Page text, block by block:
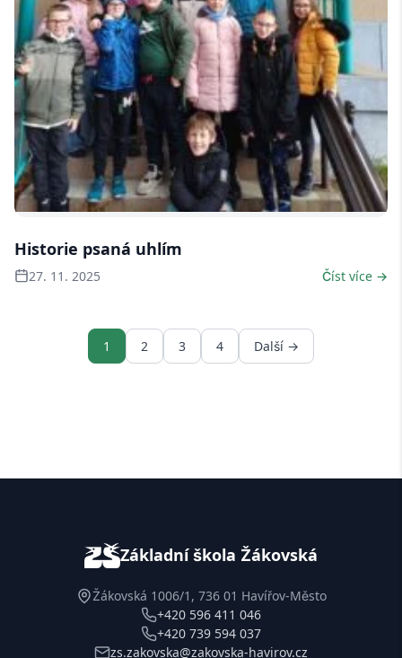
4 fotky
Historie psaná uhlím
27. 11. 2025 Číst více →
1 2 3 4 Další →
Základní škola Žákovská
Žákovská 1006/1, 736 01 Havířov-Město
+420 596 411 046
+420 739 594 037
zs.zakovska@zakovska-havirov.cz